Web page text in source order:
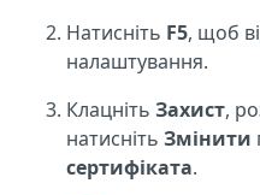
Натисніть F5, щоб
налаштування.
Клацніть Захист,
натисніть Змінити
сертифіката.